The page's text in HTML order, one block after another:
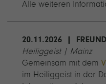
Alle weiteren
20.11.2026 |
Heiliggeist | Mainz
Gemeinsam mit dem
im Heiliggeist in der